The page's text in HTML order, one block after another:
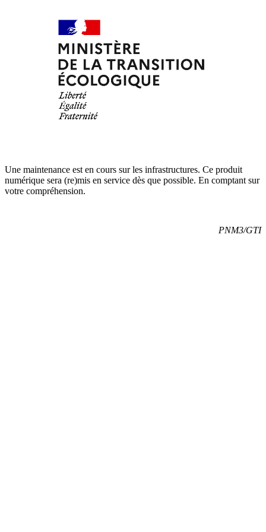
Une maintenance est en cours sur les infrastructures. Ce produit
numérique sera (re)mis en service dès que possible. En comptant sur
votre compréhension.
PNM3/GTI